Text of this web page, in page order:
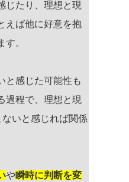
じたり、理想と現
えば他に好意を抱
。
と感じた可能性も
過程で、理想と現
いと感じれば関係
や瞬時に判断を変